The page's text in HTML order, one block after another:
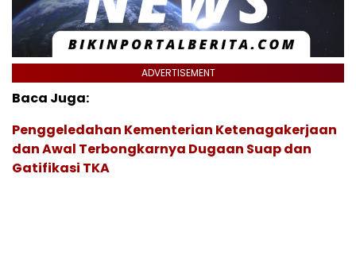
ADVERTISEMENT
Baca Juga:
Penggeledahan Kementerian Ketenagakerjaan
dan Awal Terbongkarnya Dugaan Suap dan
Gatifikasi TKA